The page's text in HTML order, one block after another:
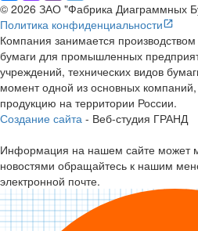
© 2026 ЗАО "Фабрика Диаграммных
Политика конфиденциальности
Компания занимается
бумаги для промышленных
учреждений, технических видов
момент одной из основных
продукцию на территории России.
Создание сайта - Веб-студия ГРАНД
Информация на нашем сайте может
новостями обращайтесь к нашим
электронной почте.